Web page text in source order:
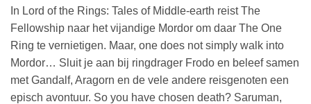
In Lord of the Rings: Tales of Middle-earth reist The
Fellowship naar het vijandige Mordor om daar The One
Ring te vernietigen. Maar, one does not simply walk into
Mordor… Sluit je aan bij ringdrager Frodo en beleef samen
met Gandalf, Aragorn en de vele andere reisgenoten een
episch avontuur. So you have chosen death? Saruman,